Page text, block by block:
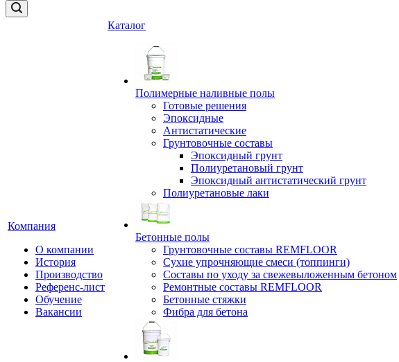
Компания
О компании
История
Производство
Референс-лист
Обучение
Вакансии
Каталог
Полимерные наливные полы
Готовые решения
Эпоксидные
Антистатические
Грунтовочные составы
Эпоксидный грунт
Полиуретановый грунт
Эпоксидный антистатический грунт
Полиуретановые лаки
Бетонные полы
Грунтовочные составы REMFLOOR
Сухие упрочняющие смеси (топпинги)
Составы по уходу за свежевыложенным бетоном
Ремонтные составы REMFLOOR
Бетонные стяжки
Фибра для бетона